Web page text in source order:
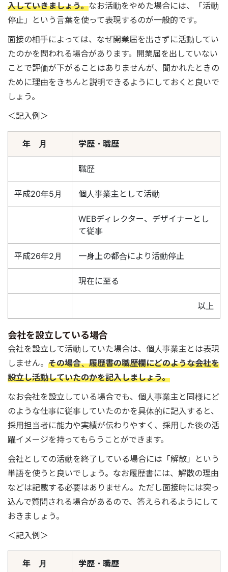
入していきましょう。なお活動をやめた場合には、「活動
停止」という言葉を使って表現するのが一般的です。
面接の相手によっては、なぜ開業届を出さずに活動してい
たのかを問われる場合があります。開業届を出していない
ことで評価が下がることはありませんが、聞かれたときの
ために理由をきちんと説明できるようにしておくと良いで
しょう。
＜記入例＞
年 月 学歴・職歴
職歴
平成20年5月 個人事業主として活動
WEBディレクター、デザイナーとし
て従事
平成26年2月 一身上の都合により活動停止
現在に至る
以上
会社を設立している場合
会社を設立して活動していた場合は、個人事業主とは表現
しません。 その場合、履歴書の職歴欄にどのような会社を
設立し活動していたのかを記入しましょう。
なお会社を設立している場合でも、個人事業主と同様にど
のような仕事に従事していたのかを具体的に記入すると、
採用担当者に能力や実績が伝わりやすく、採用した後の活
躍イメージを持ってもらうことができます。
会社としての活動を終了している場合には「解散」という
単語を使うと良いでしょう。なお履歴書には、解散の理由
などは記載する必要はありません。ただし面接時には突っ
込んで質問される場合があるので、答えられるようにして
おきましょう。
＜記入例＞
年 月 学歴・職歴